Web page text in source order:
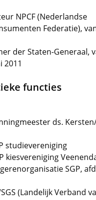
NPCF (Nederlandse
Federatie),
der Staten-Generaal,
2011
functies
ds.
studievereniging
kiesvereniging
SGP,
(Landelijk Verband